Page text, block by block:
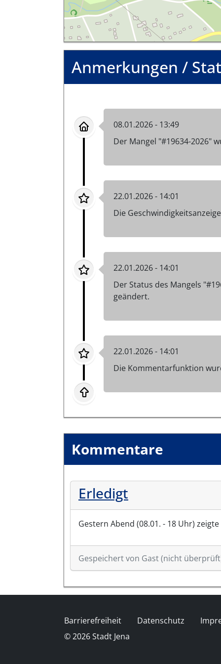
Anmerkungen /
08.01.2026 - 13:49
Der Mangel "#19634-2026"
22.01.2026 - 14:01
Die
22.01.2026 - 14:01
Der Status des Mangels
geändert.
22.01.2026 - 14:01
Die Kommentarfunktion
Kommentare
Erledigt
Gestern Abend (08.01. - 18 Uhr)
Gespeichert von Gast (nicht
Fußzeile
Barrierefreiheit Datenschutz
© 2026 Stadt Jena